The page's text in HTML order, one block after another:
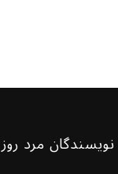
نویسندگان مرد روز